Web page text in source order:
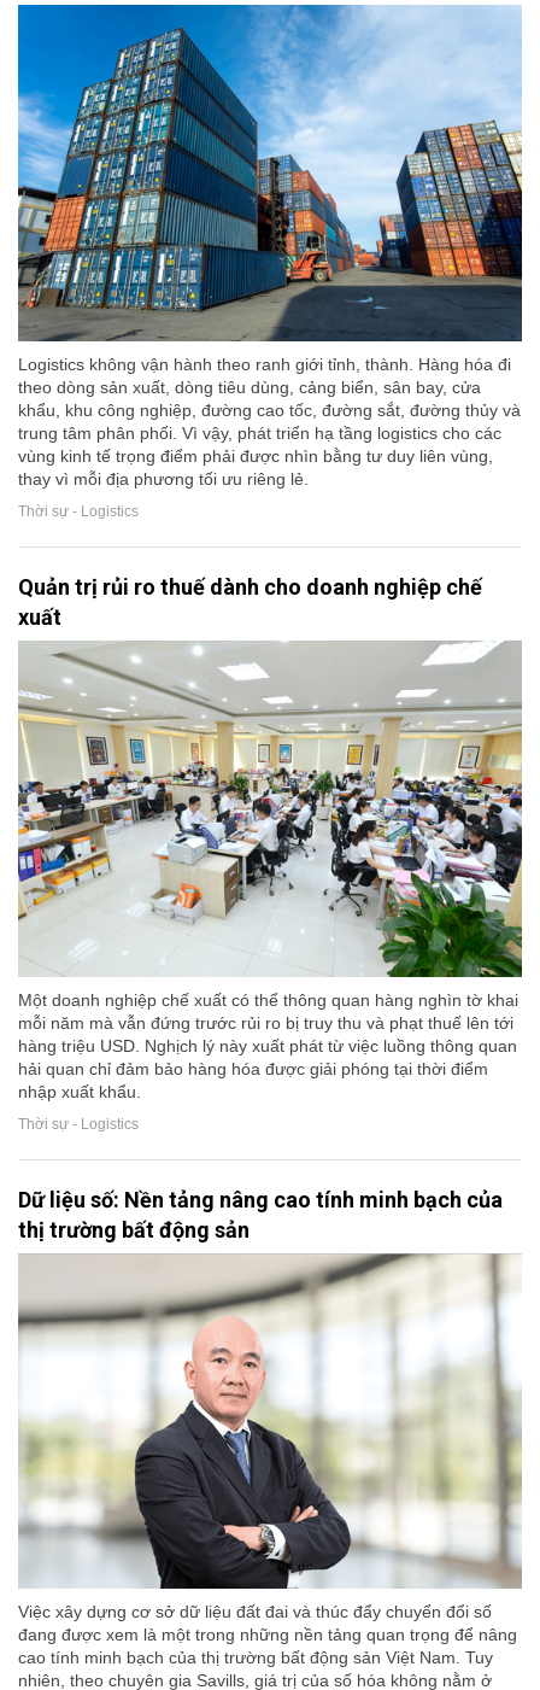
Logistics không vận hành theo ranh giới tỉnh, thành. Hàng hóa đi
theo dòng sản xuất, dòng tiêu dùng, cảng biển, sân bay, cửa
khẩu, khu công nghiệp, đường cao tốc, đường sắt, đường thủy và
trung tâm phân phối. Vì vậy, phát triển hạ tầng logistics cho các
vùng kinh tế trọng điểm phải được nhìn bằng tư duy liên vùng,
thay vì mỗi địa phương tối ưu riêng lẻ.
Thời sự - Logistics
Quản trị rủi ro thuế dành cho doanh nghiệp chế
xuất
Một doanh nghiệp chế xuất có thể thông quan hàng nghìn tờ khai
mỗi năm mà vẫn đứng trước rủi ro bị truy thu và phạt thuế lên tới
hàng triệu USD. Nghịch lý này xuất phát từ việc luồng thông quan
hải quan chỉ đảm bảo hàng hóa được giải phóng tại thời điểm
nhập xuất khẩu.
Thời sự - Logistics
Dữ liệu số: Nền tảng nâng cao tính minh bạch của
thị trường bất động sản
Việc xây dựng cơ sở dữ liệu đất đai và thúc đẩy chuyển đổi số
đang được xem là một trong những nền tảng quan trọng để nâng
cao tính minh bạch của thị trường bất động sản Việt Nam. Tuy
nhiên, theo chuyên gia Savills, giá trị của số hóa không nằm ở